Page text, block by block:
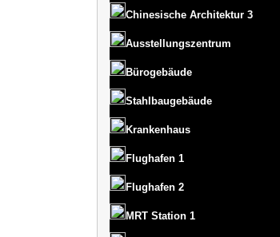
Chinesische Architektur 3
Ausstellungszentrum
Bürogebäude
Stahlbaugebäude
Krankenhaus
Flughafen 1
Flughafen 2
MRT Station 1